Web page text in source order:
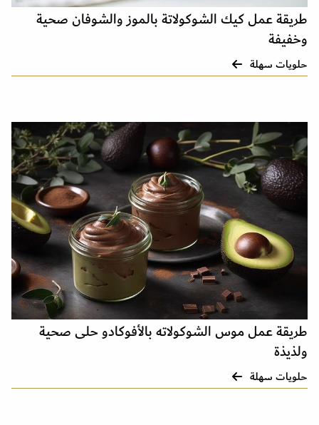
طريقة عمل كيك الشوكولاتة بالموز والشوفان صحية
وخفيفة
حلويات سهلة
طريقة عمل موس الشوكولاته بالأفوكادو حلى صحية
ولذيذة
حلويات سهلة